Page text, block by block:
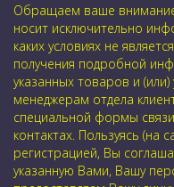
Обращаем ваше
носит исключительно
каких условиях не
получения подробной
указанных товаров и
менеджерам отдела
специальной формы
контактах. Пользуясь (на
регистрацией, Вы
указанную Вами, Вашу